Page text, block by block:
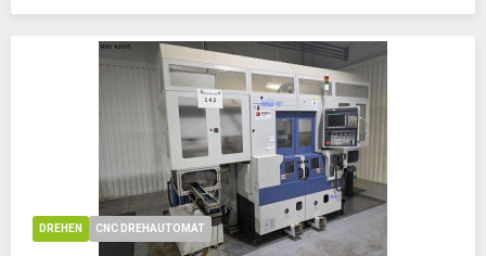
DREHEN CNC DREHAUTOMAT